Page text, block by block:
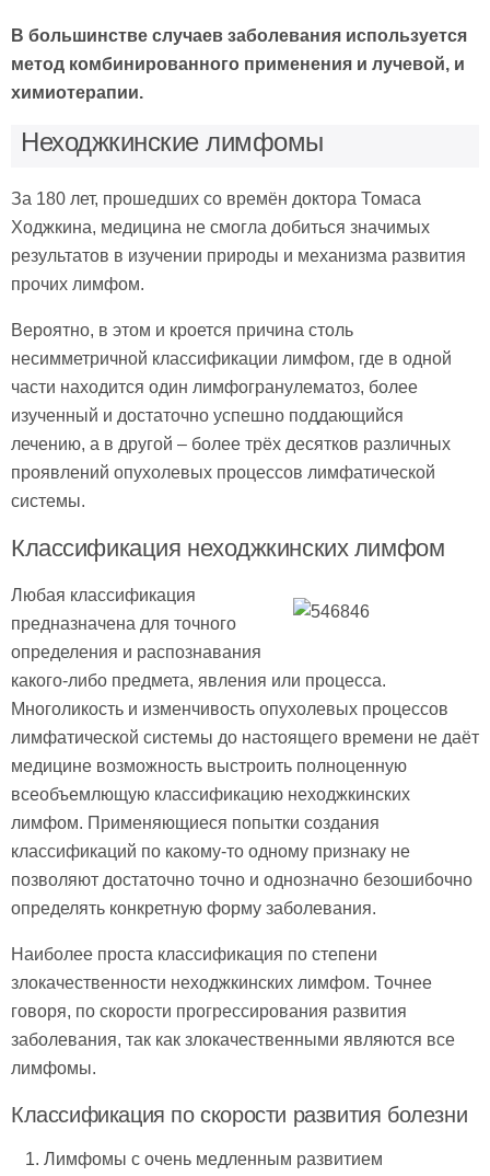
В большинстве случаев заболевания используется
метод комбинированного применения и лучевой, и
химиотерапии.
Неходжкинские лимфомы
За 180 лет, прошедших со времён доктора Томаса
Ходжкина, медицина не смогла добиться значимых
результатов в изучении природы и механизма развития
прочих лимфом.
Вероятно, в этом и кроется причина столь
несимметричной классификации лимфом, где в одной
части находится один лимфогранулематоз, более
изученный и достаточно успешно поддающийся
лечению, а в другой – более трёх десятков различных
проявлений опухолевых процессов лимфатической
системы.
Классификация неходжкинских лимфом
Любая классификация
предназначена для точного
определения и распознавания
какого-либо предмета, явления или процесса.
Многоликость и изменчивость опухолевых процессов
лимфатической системы до настоящего времени не даёт
медицине возможность выстроить полноценную
всеобъемлющую классификацию неходжкинских
лимфом. Применяющиеся попытки создания
классификаций по какому-то одному признаку не
позволяют достаточно точно и однозначно безошибочно
определять конкретную форму заболевания.
Наиболее проста классификация по степени
злокачественности неходжкинских лимфом. Точнее
говоря, по скорости прогрессирования развития
заболевания, так как злокачественными являются все
лимфомы.
Классификация по скорости развития болезни
Лимфомы с очень медленным развитием